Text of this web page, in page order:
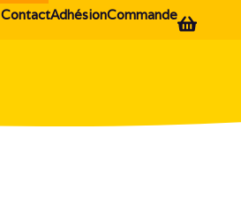
Commande
Adhésion
Contact